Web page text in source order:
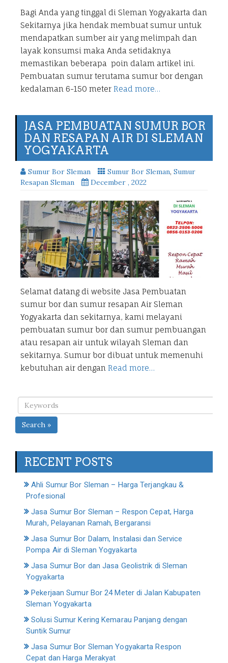
Bagi Anda yang tinggal di Sleman Yogyakarta dan
Sekitarnya jika hendak membuat sumur untuk
mendapatkan sumber air yang melimpah dan
layak konsumsi maka Anda setidaknya
memastikan beberapa poin dalam artikel ini.
Pembuatan sumur terutama sumur bor dengan
kedalaman 6-150 meter Read more…
JASA PEMBUATAN SUMUR BOR
DAN RESAPAN AIR DI SLEMAN
YOGYAKARTA
Sumur Bor Sleman Sumur Bor Sleman, Sumur
Resapan Sleman
December , 2022
Selamat datang di website Jasa Pembuatan
sumur bor dan sumur resapan Air Sleman
Yogyakarta dan sekitarnya, kami melayani
pembuatan sumur bor dan sumur pembuangan
atau resapan air untuk wilayah Sleman dan
sekitarnya. Sumur bor dibuat untuk memenuhi
kebutuhan air dengan Read more…
Search »
RECENT POSTS
Ahli Sumur Bor Sleman – Harga Terjangkau &
Profesional
Jasa Sumur Bor Sleman – Respon Cepat, Harga
Murah, Pelayanan Ramah, Bergaransi
Jasa Sumur Bor Dalam, Instalasi dan Service
Pompa Air di Sleman Yogyakarta
Jasa Sumur Bor dan Jasa Geolistrik di Sleman
Yogyakarta
Pekerjaan Sumur Bor 24 Meter di Jalan Kabupaten
Sleman Yogyakarta
Solusi Sumur Kering Kemarau Panjang dengan
Suntik Sumur
Jasa Sumur Bor Sleman Yogyakarta Respon
Cepat dan Harga Merakyat